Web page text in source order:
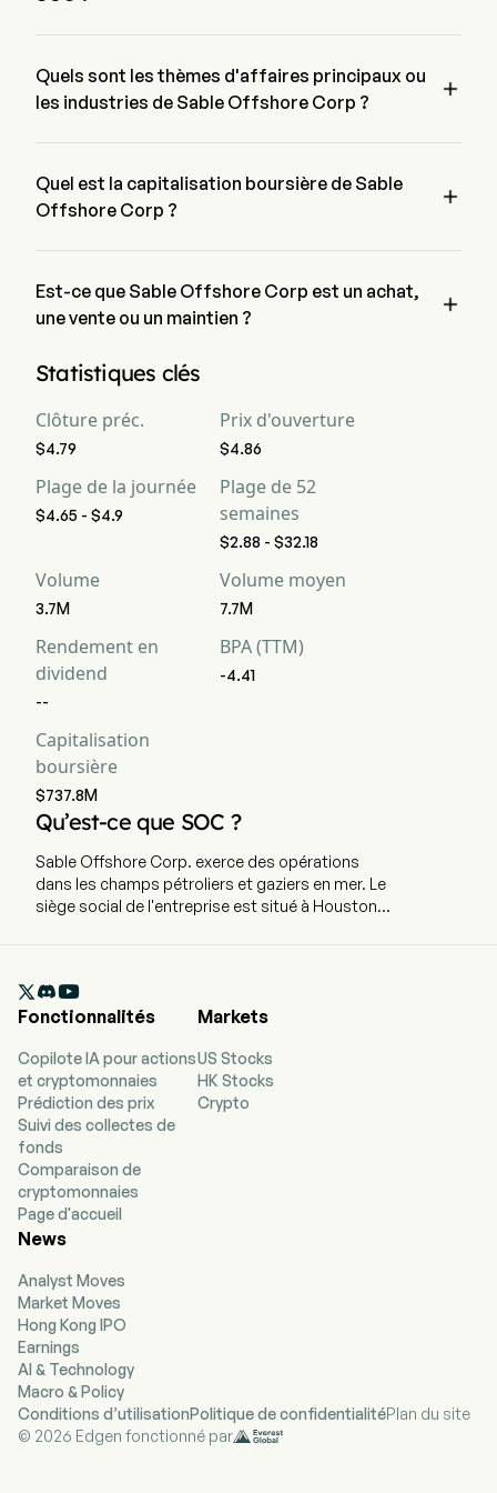
Quels sont les thèmes d'affaires principaux ou
les industries de Sable Offshore Corp ?

Quel est la capitalisation boursière de Sable
Offshore Corp ?

Est-ce que Sable Offshore Corp est un achat,
une vente ou un maintien ?

notations d'analystes pour Sable Offshore Corp, y compris 2
Statistiques clés
Clôture préc.
$4.79
Prix d'ouverture
$4.86
Plage de la journée
$4.65 - $4.9
Plage de 52
semaines
$2.88 - $32.18
Volume
3.7M
Volume moyen
7.7M
Rendement en
dividend
--
BPA (TTM)
-4.41
Capitalisation
boursière
$737.8M
Qu’est-ce que SOC ?
Sable Offshore Corp. exerce des opérations
dans les champs pétroliers et gaziers en mer. Le
siège social de l'entreprise est situé à Houston,
trois plates-formes offshore et d'une
installation terrestre détenue en totalité, située
Canyon, dans le comté de Santa Barbara, en
Californie. La position offshore comprend 16
concessions fédérales couvrant environ 76 000
acres. La plate-forme Hondo et la plate-forme
Harmony exploitent le champ pétrolier Hondo,
tandis que la plate-forme Heritage développe
les champs Pescado et Sacate. Les plates-
formes sont situées entre cinq et neuf miles au
large du comté de Santa Barbara, dans des eaux
desservent 112 puits, dont 90 producteurs, 12
injecteurs et 10 inactifs, avec en outre 102
opportunités identifiées mais non forées. Les
installations terrestres s'étendent sur environ 35
acres et comprennent une usine de traitement
du pétrole, une usine de traitement
biologique/physique de l'eau, une usine de gaz
POPCO, ainsi que d'autres équipements.

Fonctionnalités
Copilote IA pour actions
et cryptomonnaies
Prédiction des prix
Suivi des collectes de
fonds
Comparaison de
cryptomonnaies
Page d'accueil
Markets
US Stocks
HK Stocks
Crypto
News
Analyst Moves
Market Moves
Hong Kong IPO
Earnings
AI & Technology
Macro & Policy
Conditions d’utilisationPolitique de confidentialitéPlan du site
© 2026 Edgen fonctionné par